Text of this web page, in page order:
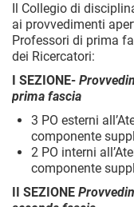
Il Collegio di
ai provvedimenti
Professori di prima
dei Ricercatori:
I SEZIONE-
prima fascia
3 PO esterni
componente
2 PO interni
componente
II SEZIONE